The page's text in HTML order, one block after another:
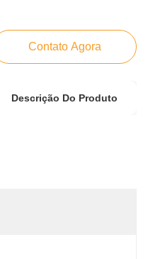
Contato Agora
Descrição Do Produto